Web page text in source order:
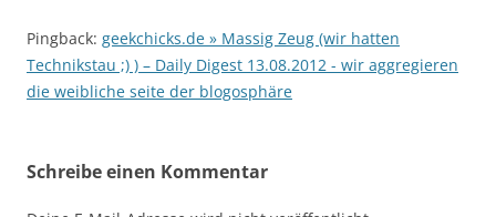
Pingback: geekchicks.de » Massig Zeug (wir hatten
Technikstau ;) ) – Daily Digest 13.08.2012 - wir aggregieren
die weibliche seite der blogosphäre
Schreibe einen Kommentar